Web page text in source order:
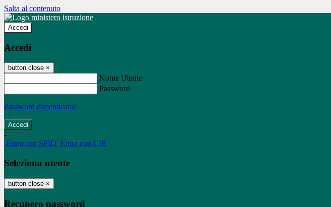
Salta al contenuto
Accedi
Accedi
button close ×
Nome Utente
Password
Password dimenticata?
-
Entra con SPID Entra con CIE
Seleziona utente
button close ×
Recupero password